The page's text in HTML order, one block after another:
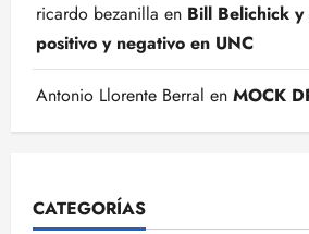
ricardo bezanilla en Bill Belichick y
positivo y negativo en UNC
Antonio Llorente Berral en MOCK
CATEGORÍAS